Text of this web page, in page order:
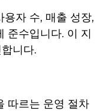
자 수, 매출 성장,
준수입니다. 이 지
니다.
따르는 운영 절차